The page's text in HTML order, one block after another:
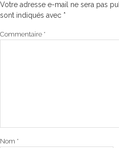
Votre adresse e-mail ne sera pas
sont indiqués avec *
Commentaire *
Nom *